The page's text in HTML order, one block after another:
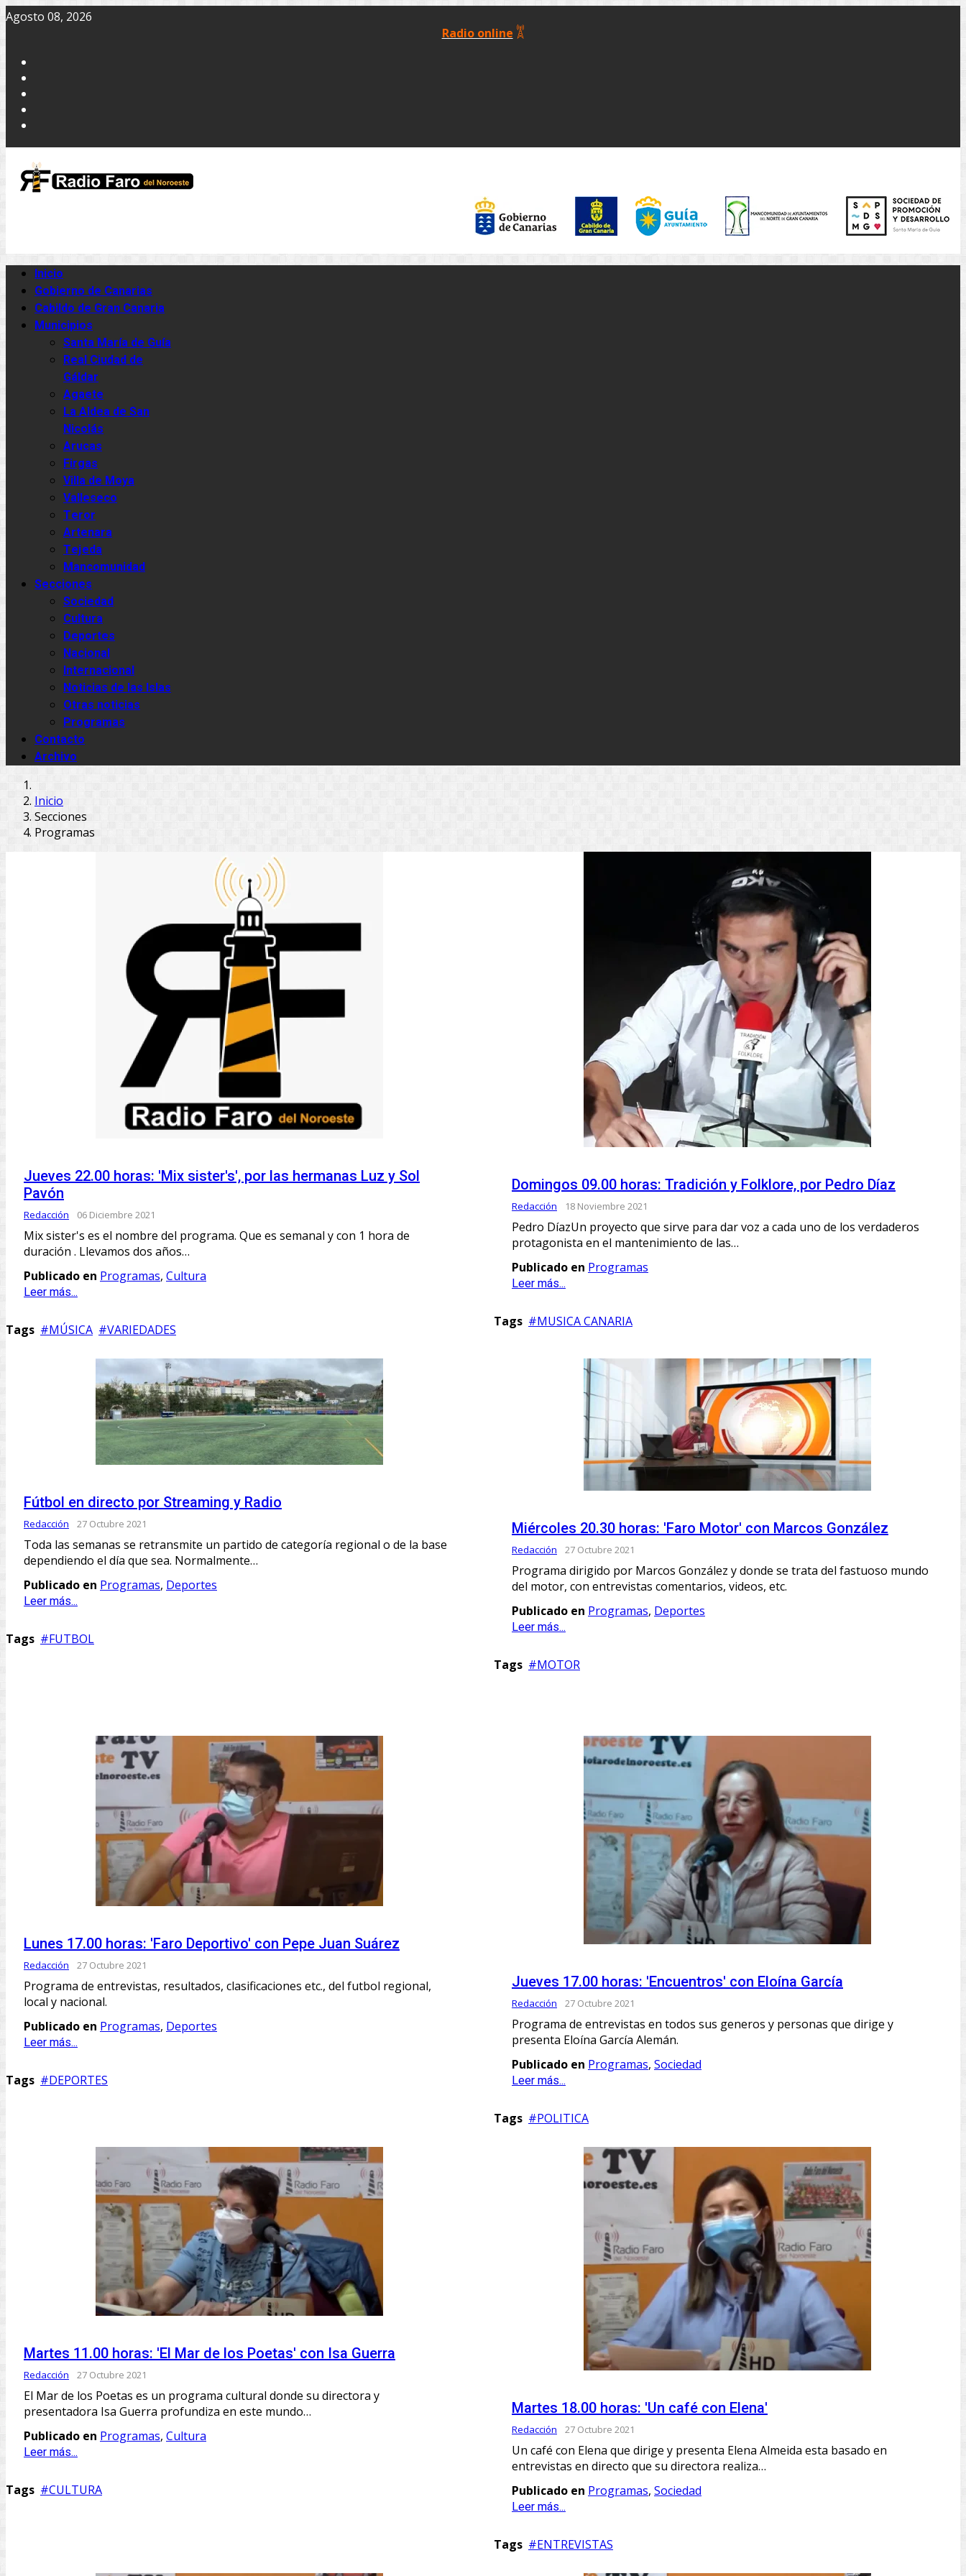
Agosto 08, 2026
Radio online
Inicio
Gobierno de Canarias
Cabildo de Gran Canaria
Municipios
Santa María de Guía
Real Ciudad de
Gáldar
Agaete
La Aldea de San
Nicolás
Arucas
Firgas
Villa de Moya
Valleseco
Teror
Artenara
Tejeda
Mancomunidad
Secciones
Sociedad
Cultura
Deportes
Nacional
Internacional
Noticias de las Islas
Otras noticias
Programas
Contacto
Archivo
Inicio
Secciones
Programas
Jueves 22.00 horas: 'Mix sister's', por las hermanas Luz y Sol
Pavón
Redacción 06 Diciembre 2021
Mix sister's es el nombre del programa. Que es semanal y con 1 hora de
duración . Llevamos dos años…
Publicado en Programas, Cultura
Leer más...
Tags MÚSICA VARIEDADES
Domingos 09.00 horas: Tradición y Folklore, por Pedro Díaz
Redacción 18 Noviembre 2021
Pedro DíazUn proyecto que sirve para dar voz a cada uno de los verdaderos
protagonista en el mantenimiento de las…
Publicado en Programas
Leer más...
Tags MUSICA CANARIA
Fútbol en directo por Streaming y Radio
Redacción 27 Octubre 2021
Toda las semanas se retransmite un partido de categoría regional o de la base
dependiendo el día que sea. Normalmente…
Publicado en Programas, Deportes
Leer más...
Tags FUTBOL
Miércoles 20.30 horas: 'Faro Motor' con Marcos González
Redacción 27 Octubre 2021
Programa dirigido por Marcos González y donde se trata del fastuoso mundo
del motor, con entrevistas comentarios, videos, etc.
Publicado en Programas, Deportes
Leer más...
Tags MOTOR
Lunes 17.00 horas: 'Faro Deportivo' con Pepe Juan Suárez
Redacción 27 Octubre 2021
Programa de entrevistas, resultados, clasificaciones etc., del futbol regional,
local y nacional.
Publicado en Programas, Deportes
Leer más...
Tags DEPORTES
Jueves 17.00 horas: 'Encuentros' con Eloína García
Redacción 27 Octubre 2021
Programa de entrevistas en todos sus generos y personas que dirige y
presenta Eloína García Alemán.
Publicado en Programas, Sociedad
Leer más...
Tags POLITICA
Martes 11.00 horas: 'El Mar de los Poetas' con Isa Guerra
Redacción 27 Octubre 2021
El Mar de los Poetas es un programa cultural donde su directora y
presentadora Isa Guerra profundiza en este mundo…
Publicado en Programas, Cultura
Leer más...
Tags CULTURA
Martes 18.00 horas: 'Un café con Elena'
Redacción 27 Octubre 2021
Un café con Elena que dirige y presenta Elena Almeida esta basado en
entrevistas en directo que su directora realiza…
Publicado en Programas, Sociedad
Leer más...
Tags ENTREVISTAS